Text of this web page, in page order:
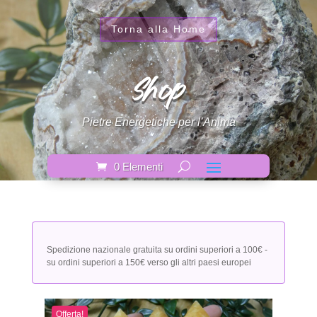
Torna alla Home
Shop
Pietre Energetiche per l’Anima
0 Elementi
Spedizione nazionale gratuita su ordini superiori a 100€ -
su ordini superiori a 150€ verso gli altri paesi europei
Offerta!